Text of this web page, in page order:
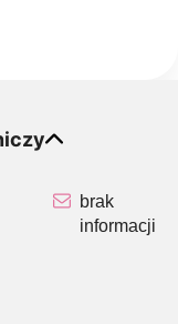
brak
informacji